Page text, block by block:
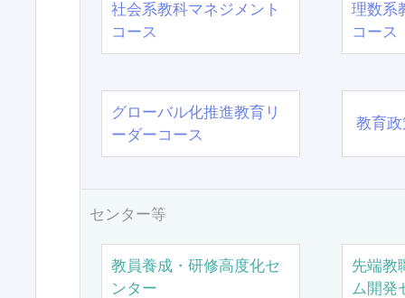
社会系教科マネジメント
コース
理数系
コース
グローバル化推進教育リ
ーダーコース
教育
センター等
教員養成・研修高度化セ
ンター
先端教
ム開発